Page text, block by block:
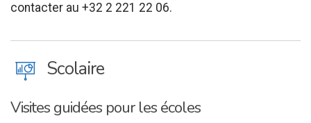
contacter au +32 2 221 22 06.
J Scolaire
Visites guidées pour les écoles